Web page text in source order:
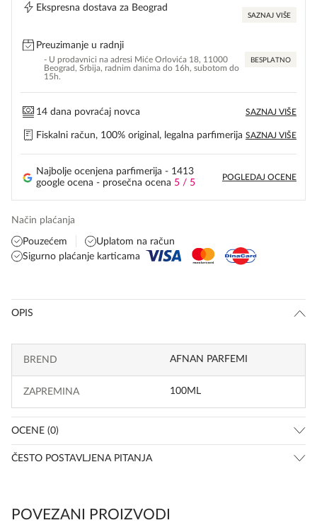
Ekspresna dostava za Beograd
SAZNAJ VIŠE
Preuzimanje u radnji
- U prodavnici na adresi Miće Orlovića 18, 11000
Beograd, Srbija, radnim danima do 16h, subotom do
15h.
BESPLATNO
14 dana povraćaj novca SAZNAJ VIŠE
Fiskalni račun, 100% original, legalna parfimerija SAZNAJ VIŠE
Najbolje ocenjena parfimerija - 1413
google ocena - prosečna ocena 5 / 5
POGLEDAJ OCENE
Način plaćanja
Pouzećem
Uplatom na račun
Sigurno plaćanje karticama
OPIS
BREND AFNAN PARFEMI
ZAPREMINA 100ML
OCENE (0)
ČESTO POSTAVLJENA PITANJA
POVEZANI PROIZVODI